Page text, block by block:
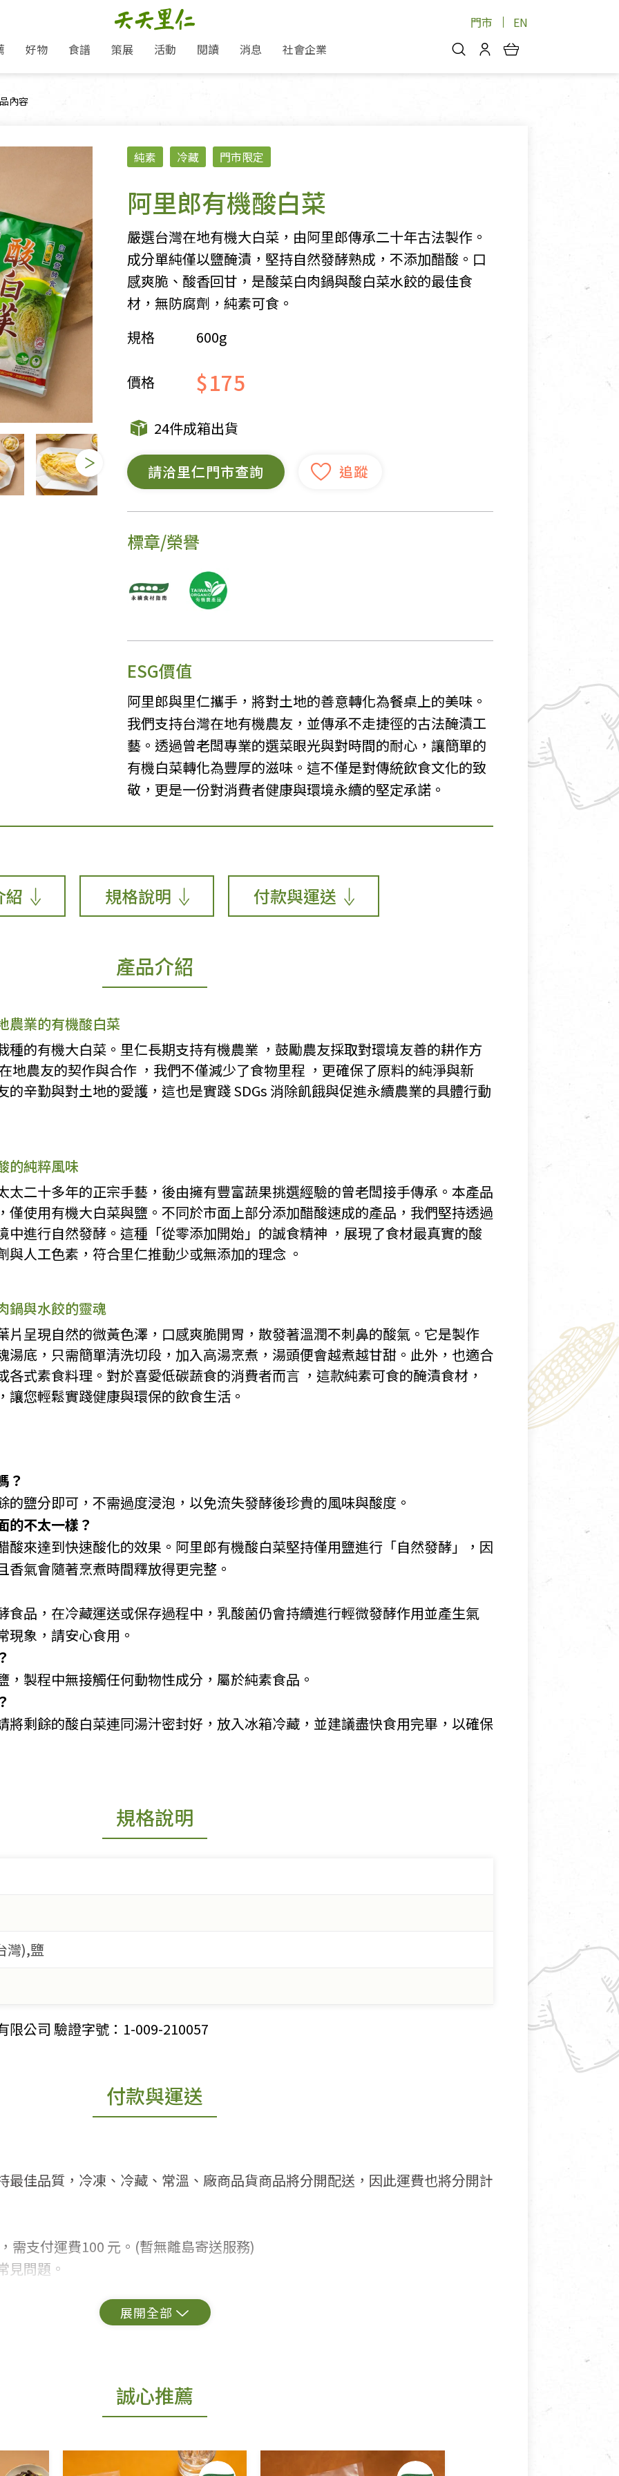
門市 EN
好文收藏
登入/註冊
長優惠
超值好物特惠
熱銷人氣產品推薦
經典必買推薦
史瓦帝尼文化節
好物
熟食料理/調理包
包子饅頭/麵點
粽子/蘿蔔糕/年糕
素鬆/醬菜
甜品/冰品
麵包/糕點
養身食品/飲品
中藥食材/調理包
酵素
衣飾鞋包
毛巾/浴巾/手帕
鞋襪
帽/口罩/配件/包包
嬰幼/兒童
圖書/宗教文物
香
供具/修持用品
食譜
主食 沙拉 點心
湯品
策展
作夥利他 加入水滴會員
「里仁誠食市集」永續新體驗
減塑 一起來！
綠色保育-我們的田, 牠們的家
里仁「史瓦帝尼文化節」
活動
產品推薦
閱讀
減塑微革命
少或無添加
綠色保育
永續飲食
消息
里仁新訊
分店動態
淨塑行動
生態保育
公益支持
獲獎肯定
聯名合作
社會企業
品牌故事
產品/有機蔬果把關
理念桌布下載
加入會員
人才招募 門市資訊
頁面：
內容
純素 冷藏 門市限定
阿里郎有機酸白菜
嚴選台灣在地有機大白菜，由阿里郎傳承二十年古法製作。
成分單純僅以鹽醃漬，堅持自然發酵熟成，不添加醋酸。口
感爽脆、酸香回甘，是酸菜白肉鍋與酸白菜水餃的最佳食
材，無防腐劑，純素可食。
規格
600g
價格 $175
24件成箱出貨
請洽里仁門市查詢
標章/榮譽
ESG價值
阿里郎與里仁攜手，將對土地的善意轉化為餐桌上的美味。
我們支持台灣在地有機農友，並傳承不走捷徑的古法醃漬工
藝。透過曾老闆專業的選菜眼光與對時間的耐心，讓簡單的
有機白菜轉化為豐厚的滋味。這不僅是對傳統飲食文化的致
敬，更是一份對消費者健康與環境永續的堅定承諾。
紹 規格說明 付款與運送
產品介紹
農業的有機酸白菜
種的有機大白菜。里仁長期支持有機農業 ，鼓勵農友採取對環境友善的耕作方
地農友的契作與合作 ，我們不僅減少了食物里程 ，更確保了原料的純淨與新
辛勤與對土地的愛護，這也是實踐 SDGs 消除飢餓與促進永續農業的具體行動
的純粹風味
太二十多年的正宗手藝，後由擁有豐富蔬果挑選經驗的曾老闆接手傳承。本產品
僅使用有機大白菜與鹽。不同於市面上部分添加醋酸速成的產品，我們堅持透過
中進行自然發酵。這種「從零添加開始」的誠食精神 ，展現了食材最真實的酸
人工色素，符合里仁推動少或無添加的理念 。
鍋與水餃的靈魂
片呈現自然的微黃色澤，口感爽脆開胃，散發著溫潤不刺鼻的酸氣。它是製作
湯底，只需簡單清洗切段，加入高湯烹煮，湯頭便會越煮越甘甜。此外，也適合
式素食料理。對於喜愛低碳蔬食的消費者而言 ，這款純素可食的醃漬食材，
您輕鬆實踐健康與環保的飲食生活。
？
鹽分即可，不需過度浸泡，以免流失發酵後珍貴的風味與酸度。
的不太一樣？
酸來達到快速酸化的效果。阿里郎有機酸白菜堅持僅用鹽進行「自然發酵」，因
氣會隨著烹煮時間釋放得更完整。
食品，在冷藏運送或保存過程中，乳酸菌仍會持續進行輕微發酵作用並產生氣
現象，請安心食用。
製程中無接觸任何動物性成分，屬於純素食品。
將剩餘的酸白菜連同湯汁密封好，放入冰箱冷藏，並建議盡快食用完畢，以確保
規格說明
灣),鹽
限公司 驗證字號：1-009-210057
付款與運送
最佳品質，冷凍、冷藏、常溫、廠商品貨商品將分開配送，因此運費也將分開計
需支付運費100 元。(暫無離島寄送服務)
見問題。
天鑑賞期商品」情形者，除商品瑕疵以外，恕不接受退換貨.
費鑑賞期(含例假日)的服務，原則上若商品未經使用或被汙損(除商品瑕疵)，
誠心推薦